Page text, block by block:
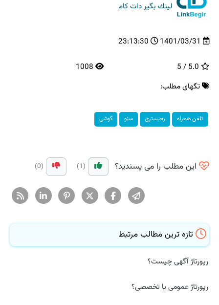
لینك بگیر دات كام
1401/03/31
23:13:30
تگهای مطلب:
تلفن همراه رجیستری سئو گوشی
این مطلب را می پسندید؟ (1)
(0)
تازه ترین مطالب مرتبط
رپورتاژ آگهی چیست؟
رپورتاژ عمومی یا تخصصی؟